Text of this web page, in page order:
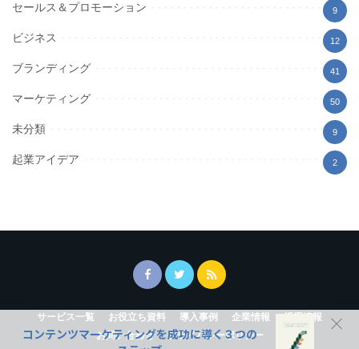
セールス＆プロモーション 9
ビジネス 12
ブランディング 41
マーケティング 50
未分類 9
起業アイデア 2
サービス一覧 お役立ち資料 導入事例 企業情報
採用情報
お問い合わせ
プライバシーポリシー
コンテンツマーケティングを成功に導く３つの